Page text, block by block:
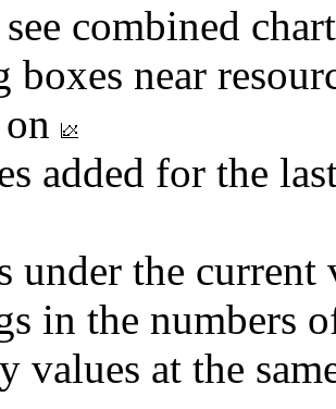
combined
boxes near
added for the
under the
in the numbers
values at the